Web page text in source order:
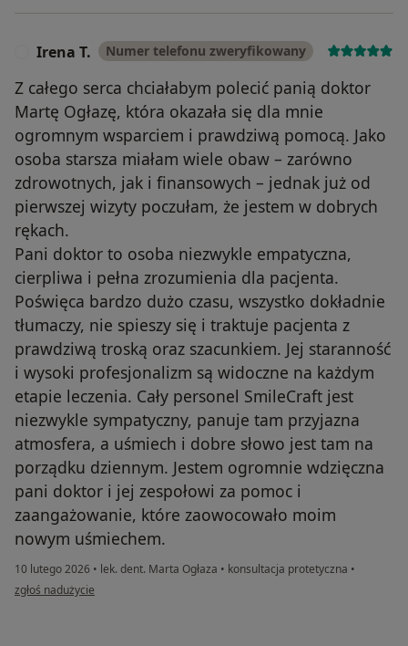
Irena T. Numer telefonu zweryfikowany
Z całego serca chciałabym polecić panią doktor
Martę Ogłazę, która okazała się dla mnie
ogromnym wsparciem i prawdziwą pomocą. Jako
osoba starsza miałam wiele obaw – zarówno
zdrowotnych, jak i finansowych – jednak już od
pierwszej wizyty poczułam, że jestem w dobrych
rękach.
Pani doktor to osoba niezwykle empatyczna,
cierpliwa i pełna zrozumienia dla pacjenta.
Poświęca bardzo dużo czasu, wszystko dokładnie
tłumaczy, nie spieszy się i traktuje pacjenta z
prawdziwą troską oraz szacunkiem. Jej staranność
i wysoki profesjonalizm są widoczne na każdym
etapie leczenia. Cały personel SmileCraft jest
niezwykle sympatyczny, panuje tam przyjazna
atmosfera, a uśmiech i dobre słowo jest tam na
porządku dziennym. Jestem ogromnie wdzięczna
pani doktor i jej zespołowi za pomoc i
zaangażowanie, które zaowocowało moim
nowym uśmiechem.
10 lutego 2026 • lek. dent. Marta Ogłaza • konsultacja protetyczna •
w opinii użytkownika Irena T.
zgłoś nadużycie